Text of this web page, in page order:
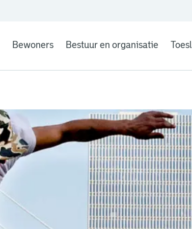
Bewoners Bestuur en organisatie